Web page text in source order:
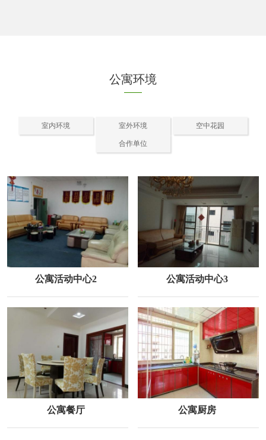
公寓环境
室内环境 室外环境 空中花园
合作单位
公寓活动中心2 公寓活动中心3
公寓餐厅 公寓厨房